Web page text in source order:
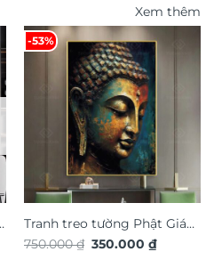
Xem thêm
-53%
Tranh treo tường Phật Giáo
TG4929S
750.000₫ Giá
350.000₫Giá